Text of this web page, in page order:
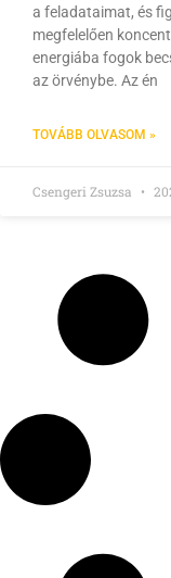
a feladataimat, és
megfelelően
energiába fogok
az örvénybe. Az én
TOVÁBB OLVASOM »
Csengeri Zsuzsa